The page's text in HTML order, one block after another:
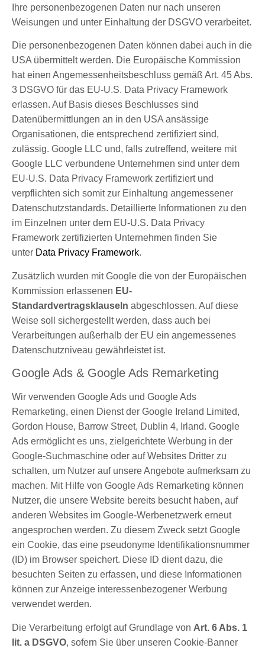
Ihre personenbezogenen Daten nur nach unseren
Weisungen und unter Einhaltung der DSGVO verarbeitet.
Die personenbezogenen Daten können dabei auch in die
USA übermittelt werden. Die Europäische Kommission
hat einen Angemessenheitsbeschluss gemäß Art. 45 Abs.
3 DSGVO für das EU-U.S. Data Privacy Framework
erlassen. Auf Basis dieses Beschlusses sind
Datenübermittlungen an in den USA ansässige
Organisationen, die entsprechend zertifiziert sind,
zulässig. Google LLC und, falls zutreffend, weitere mit
Google LLC verbundene Unternehmen sind unter dem
EU-U.S. Data Privacy Framework zertifiziert und
verpflichten sich somit zur Einhaltung angemessener
Datenschutzstandards. Detaillierte Informationen zu den
im Einzelnen unter dem EU-U.S. Data Privacy
Framework zertifizierten Unternehmen finden Sie
unter Data Privacy Framework.
Zusätzlich wurden mit Google die von der Europäischen
Kommission erlassenen EU-
Standardvertragsklauseln abgeschlossen. Auf diese
Weise soll sichergestellt werden, dass auch bei
Verarbeitungen außerhalb der EU ein angemessenes
Datenschutzniveau gewährleistet ist.
Google Ads & Google Ads Remarketing
Wir verwenden Google Ads und Google Ads
Remarketing, einen Dienst der Google Ireland Limited,
Gordon House, Barrow Street, Dublin 4, Irland. Google
Ads ermöglicht es uns, zielgerichtete Werbung in der
Google-Suchmaschine oder auf Websites Dritter zu
schalten, um Nutzer auf unsere Angebote aufmerksam zu
machen. Mit Hilfe von Google Ads Remarketing können
Nutzer, die unsere Website bereits besucht haben, auf
anderen Websites im Google-Werbenetzwerk erneut
angesprochen werden. Zu diesem Zweck setzt Google
ein Cookie, das eine pseudonyme Identifikationsnummer
(ID) im Browser speichert. Diese ID dient dazu, die
besuchten Seiten zu erfassen, und diese Informationen
können zur Anzeige interessenbezogener Werbung
verwendet werden.
Die Verarbeitung erfolgt auf Grundlage von Art. 6 Abs. 1
lit. a DSGVO, sofern Sie über unseren Cookie-Banner